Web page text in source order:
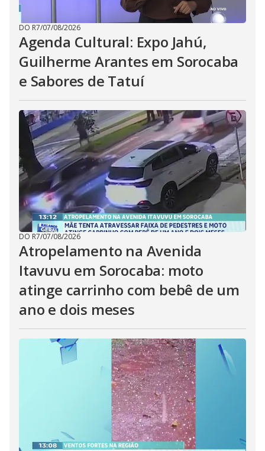
DO R7/07/08/2026
Agenda Cultural: Expo Jahú,
Guilherme Arantes em Sorocaba
e Sabores de Tatuí
DO R7/07/08/2026
Atropelamento na Avenida
Itavuvu em Sorocaba: moto
atinge carrinho com bebê de um
ano e dois meses